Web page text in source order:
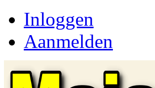
Inloggen
Aanmelden